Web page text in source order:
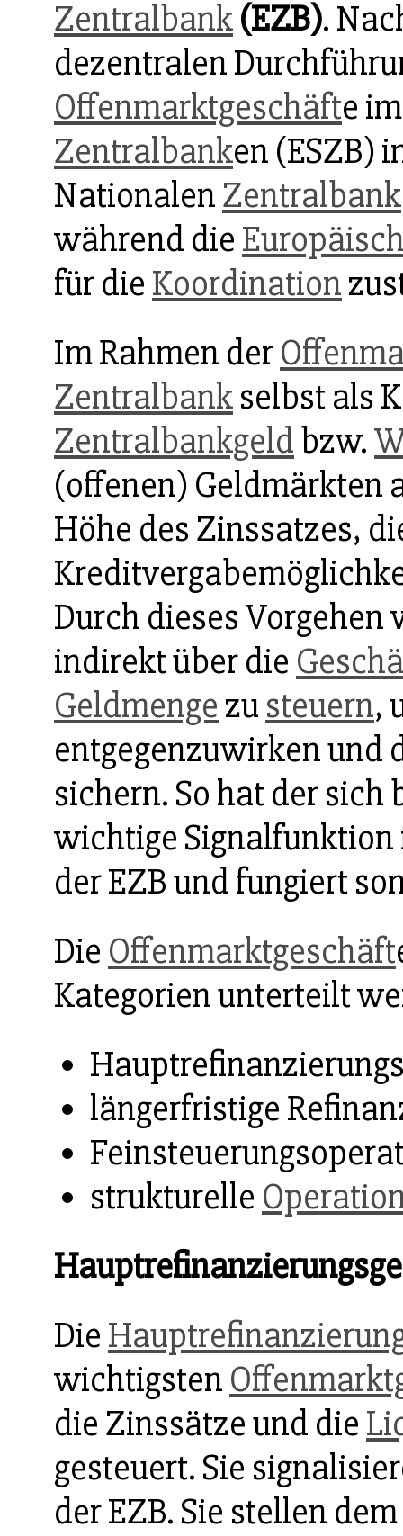
Zentralbank(EZB).
dezentralen
Offenmarktgeschäfte
Zentralbanken (ESZB)
NationalenZentralbank
während die
für die Koordination
Im Rahmen der
Zentralbankselbst als
Zentralbankgeldbzw.
(offenen) Geldmärkten
Höhe des Zinssatzes,
Durch dieses
indirekt über die
Geldmenge zu steuern,
entgegenzuwirken und
sichern. So hat der
wichtige
der EZB und fungiert
Die Offenmarktgeschäft
Kategorien unterteilt
längerfristige
strukturelle
Die
wichtigsten
die Zinssätze und die
gesteuert. Sie
der EZB. Sie stellen